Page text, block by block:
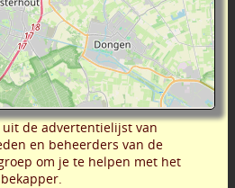
de advertentielijst van
en beheerders van de
om je te helpen met het